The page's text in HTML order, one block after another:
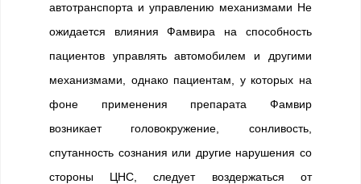
автотранспорта и управлению механизмами Не
ожидается влияния Фамвира на способность
пациентов управлять автомобилем и другими
механизмами, однако пациентам, у которых на
фоне применения препарата Фамвир
возникает головокружение, сонливость,
спутанность сознания или другие нарушения со
стороны ЦНС, следует воздержаться от